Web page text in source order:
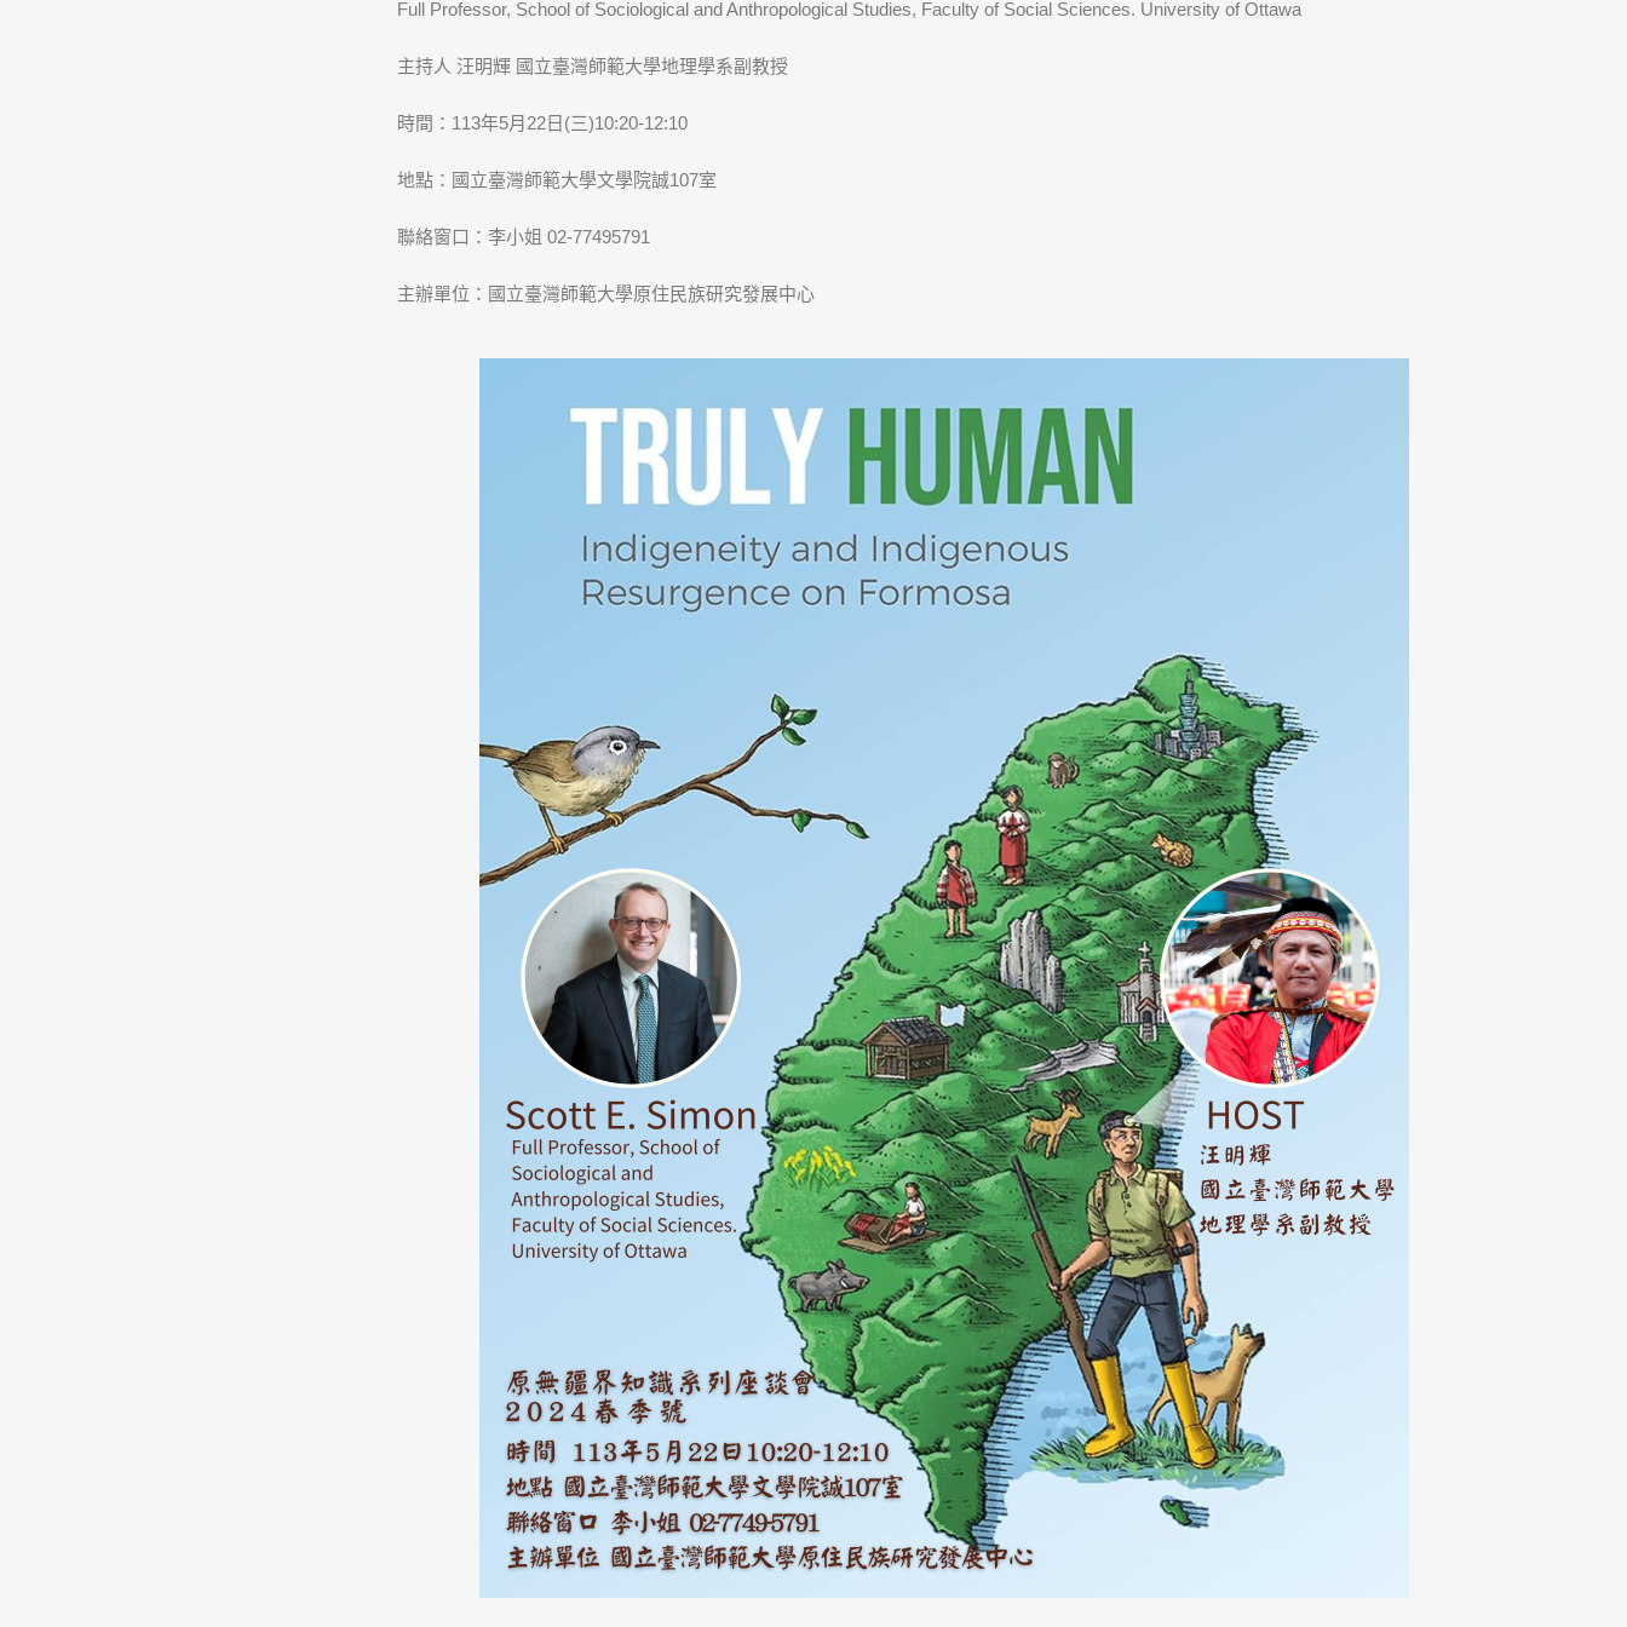
Full Professor, School of Sociological and Anthropological Studies, Faculty of Social Sciences. University of Ottawa
主持人 汪明輝 國立臺灣師範大學地理學系副教授
時間：113年5月22日(三)10:20-12:10
地點：國立臺灣師範大學文學院誠107室
聯絡窗口：李小姐 02-77495791
主辦單位：國立臺灣師範大學原住民族研究發展中心